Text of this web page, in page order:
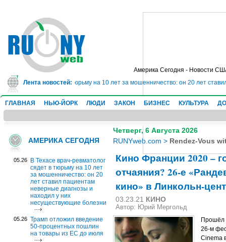
Америка Сегодня - Новости
Лента новостей:
ревматолог сядет в тюрьму на 10 лет за мошенничество: он 20 лет
ГЛАВНАЯ НЬЮ-ЙОРК ЛЮДИ ЗАКОН БИЗНЕС КУЛЬТУРА
АМЕРИКА СЕГОДНЯ
05.26
В Техасе врач-ревматолог
сядет в тюрьму на 10 лет
за мошенничество: он 20
лет ставил пациентам
неверные диагнозы и
находил у них
несуществующие болезни
05.26 Трамп отложил введение
50-процентных пошлин
на товары из ЕС до июля
Четверг, 6 Августа 2026
RUNYweb.com > Rendez-Vous
Кино Франции 2020 –
отчаяния? 26-е
кино» в Линкольн-
03.23.21 КИНО
Автор: Юрий Мергольд
Прошёл
26-м
Cinema